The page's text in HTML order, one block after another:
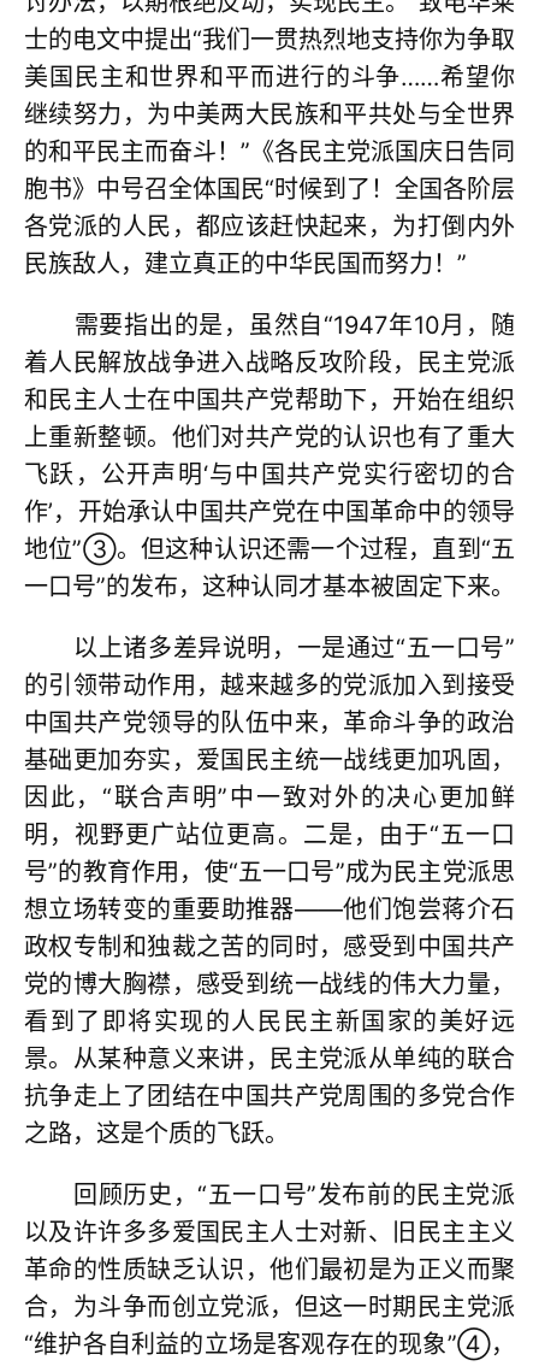
士的电文中提出“我们一贯热烈地支持你为争取
美国民主和世界和平而进行的斗争……希望你
继续努力，为中美两大民族和平共处与全世界
的和平民主而奋斗！”《各民主党派国庆日告同
胞书》中号召全体国民“时候到了！全国各阶层
各党派的人民，都应该赶快起来，为打倒内外
民族敌人，建立真正的中华民国而努力！”
需要指出的是，虽然自“1947年10月，随
着人民解放战争进入战略反攻阶段，民主党派
和民主人士在中国共产党帮助下，开始在组织
上重新整顿。他们对共产党的认识也有了重大
飞跃，公开声明‘与中国共产党实行密切的合
作’，开始承认中国共产党在中国革命中的领导
地位”③。但这种认识还需一个过程，直到“五
一口号”的发布，这种认同才基本被固定下来。
以上诸多差异说明，一是通过“五一口号”
的引领带动作用，越来越多的党派加入到接受
中国共产党领导的队伍中来，革命斗争的政治
基础更加夯实，爱国民主统一战线更加巩固，
因此，“联合声明”中一致对外的决心更加鲜
明，视野更广站位更高。二是，由于“五一口
号”的教育作用，使“五一口号”成为民主党派思
想立场转变的重要助推器——他们饱尝蒋介石
政权专制和独裁之苦的同时，感受到中国共产
党的博大胸襟，感受到统一战线的伟大力量，
看到了即将实现的人民民主新国家的美好远
景。从某种意义来讲，民主党派从单纯的联合
抗争走上了团结在中国共产党周围的多党合作
之路，这是个质的飞跃。
回顾历史，“五一口号”发布前的民主党派
以及许许多多爱国民主人士对新、旧民主主义
革命的性质缺乏认识，他们最初是为正义而聚
合，为斗争而创立党派，但这一时期民主党派
“维护各自利益的立场是客观存在的现象”④，